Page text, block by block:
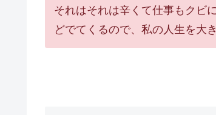
それはそれは辛くて仕事もクビ
どでてくるので、私の人生を大